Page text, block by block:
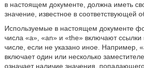
в настоящем документе, должна иметь
значение, известное в соответствующей
Используемые в настоящем документе
числа «a», «an» и «the» включают
числе, если не указано иное. Например,
включает один или несколько
означает наличие значения,